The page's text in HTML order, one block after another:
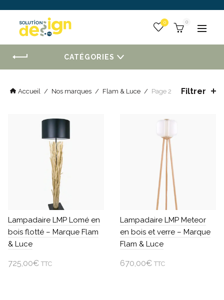
0
:
CATÉGORIES
Accueil / Nos marques / Flam & Luce / Page 2 Filtrer
Lampadaire LMP Lomé en
bois flotté – Marque Flam
& Luce
725,00€ TTC
Lampadaire LMP Meteor
en bois et verre – Marque
Flam & Luce
670,00€ TTC